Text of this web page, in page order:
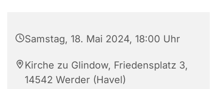
Samstag, 18. Mai 2024, 18:00 Uhr
Kirche zu Glindow, Friedensplatz 3,
14542 Werder (Havel)